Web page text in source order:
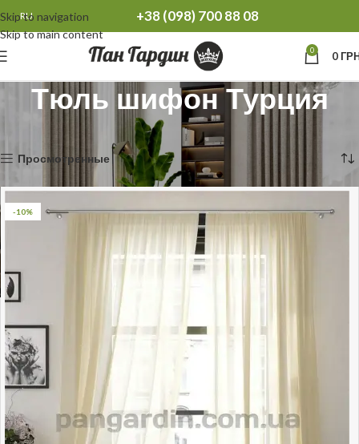
Skip to navigation
Skip to main content
RU +38 (098) 700 88 08
0 0
Тюль шифон Турция
Тюль шифон Турция
Просмотренные
-10%